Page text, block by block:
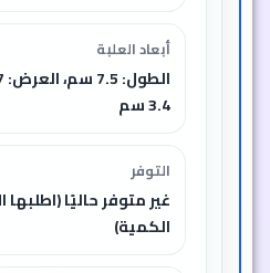
أبعاد العلبة
3.4 سم
التوفر
غير متوفر حاليًا (اطلبها
الكمية)